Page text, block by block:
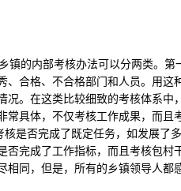
的内部考核办法可以分两类。第
合格、不合格部门和人员。用这
。在这类比较细致的考核体系
常具体，不仅考核工作成果，而
是否完成了既定任务，如发展了
完成了工作指标，而且考核包
同，但是，所有的乡镇领导人都